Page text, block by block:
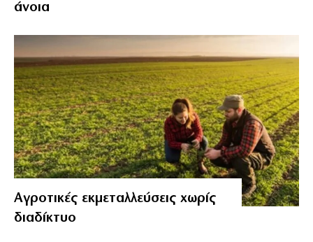
άνοια
Αγροτικές εκμεταλλεύσεις χωρίς
διαδίκτυο